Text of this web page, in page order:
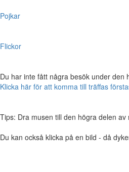
Pojkar
Flickor
Du har inte fått några besök under
Klicka här för att komma till träffas
Tips: Dra musen till den högra delen
Du kan också klicka på en bild - då